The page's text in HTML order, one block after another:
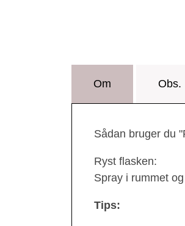
Om Obs.
Sådan bruger du
Ryst flasken:
Spray i rummet
Tips: